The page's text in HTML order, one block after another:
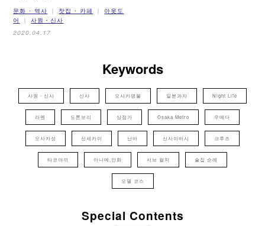
문화 ･ 역사 찻집 ･ 카페
아웃도
어
사원・신사
2020.04.17
Keywords
사원・신사 신사 오사카명물 일본과자 Night Life
라멘 도톤보리 상점가 Osaka Metro 우메다
오사카성 신세카이 난바 신사이바시 크루즈
타코야끼 아니메,만화 서브 컬처 술집 순례
모델 코스
Special Contents